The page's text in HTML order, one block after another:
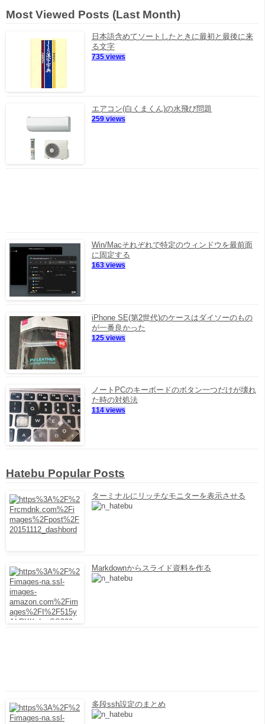
Most Viewed Posts (Last Month)
日本語含めてソートしたときに最初と最後に来
る文字
735 views
エアコン(白くまくん)の水飛び問題
259 views
Win/Macそれぞれで特定のウィンドウを最前面
に固定する
163 views
iPhone SE(第2世代)のケースはダイソーのもの
が一番良かった
125 views
ノートPCのキーボードのボタン一つだけが壊れ
た時の対処法
114 views
Hatebu Popular Posts
ターミナルにリッチなモニターを表示させる
Markdownからスライド資料を作る
多段ssh設定のまとめ